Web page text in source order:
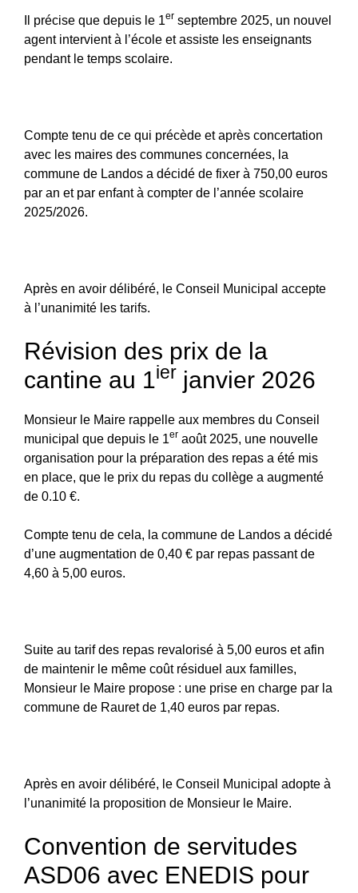
Il précise que depuis le 1er septembre 2025, un nouvel
agent intervient à l’école et assiste les enseignants
pendant le temps scolaire.
Compte tenu de ce qui précède et après concertation
avec les maires des communes concernées, la
commune de Landos a décidé de fixer à 750,00 euros
par an et par enfant à compter de l’année scolaire
2025/2026.
Après en avoir délibéré, le Conseil Municipal accepte
à l’unanimité les tarifs.
Révision des prix de la
cantine au 1ier janvier 2026
Monsieur le Maire rappelle aux membres du Conseil
municipal que depuis le 1er août 2025, une nouvelle
organisation pour la préparation des repas a été mis
en place, que le prix du repas du collège a augmenté
de 0.10 €.
Compte tenu de cela, la commune de Landos a décidé
d’une augmentation de 0,40 € par repas passant de
4,60 à 5,00 euros.
Suite au tarif des repas revalorisé à 5,00 euros et afin
de maintenir le même coût résiduel aux familles,
Monsieur le Maire propose : une prise en charge par la
commune de Rauret de 1,40 euros par repas.
Après en avoir délibéré, le Conseil Municipal adopte à
l’unanimité la proposition de Monsieur le Maire.
Convention de servitudes
ASD06 avec ENEDIS pour